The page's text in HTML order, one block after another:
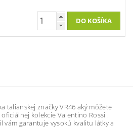
talianskej značky VR46 aký môžete
kolekcie Valentino Rossi .
garantuje vysokú kvalitu látky a